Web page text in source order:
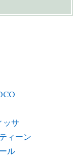
ッサ
ィーン
ル